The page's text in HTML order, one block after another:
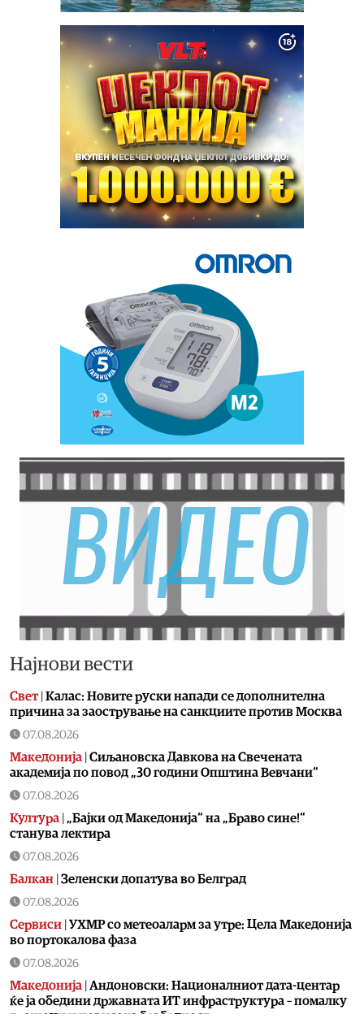
Најнови вести
Свет| Калас: Новите руски напади се дополнителна
причина за заострување на санкциите против Москва
07.08.2026
Македонија Сиљановска Давкова на Свечената
академија по повод „30 години Општина Вевчани“
07.08.2026
Култура „Бајки од Македонија“ на „Браво сине!“
станува лектира
07.08.2026
Балкан Зеленски допатува во Белград
07.08.2026
Сервиси УХМР со метеоаларм за утре: Цела Македонија
во портокалова фаза
07.08.2026
Македонија Андоновски: Националниот дата-центар
ќе ја обедини државната ИТ инфраструктура – помалку
трошоци и повисока безбедност